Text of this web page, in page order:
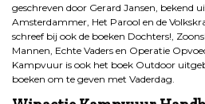
geschreven door Gerard Jansen, bekend
Amsterdammer, Het Parool en de
schreef bij ook de boeken Dochters!,
Mannen, Echte Vaders en Operatie
Kampvuur is ook het boek Outdoor
boeken om te geven met Vaderdag.